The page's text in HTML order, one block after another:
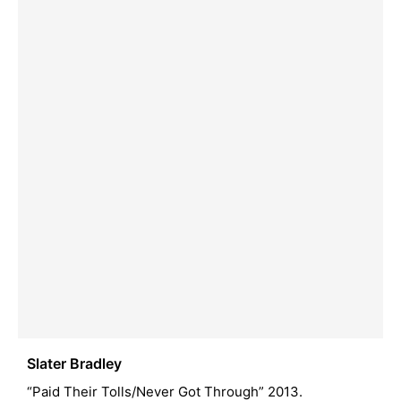
Slater Bradley
“Paid Their Tolls/Never Got Through” 2013.